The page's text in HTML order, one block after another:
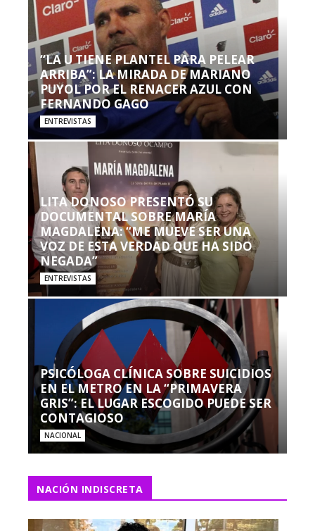
“LA U TIENE PLANTEL PARA PELEAR
ARRIBA”: LA MIRADA DE MARIANO
PUYOL POR EL RENACER AZUL CON
FERNANDO GAGO
ENTREVISTAS
LITA DONOSO PRESENTÓ SU
DOCUMENTAL SOBRE MARÍA
MAGDALENA: “ME MUEVE SER UNA
VOZ DE ESTA VERDAD QUE HA SIDO
NEGADA”
ENTREVISTAS
PSICÓLOGA CLÍNICA SOBRE SUICIDIOS
EN EL METRO EN LA “PRIMAVERA
GRIS”: EL LUGAR ESCOGIDO PUEDE SER
CONTAGIOSO
NACIONAL
NACIÓN INDISCRETA